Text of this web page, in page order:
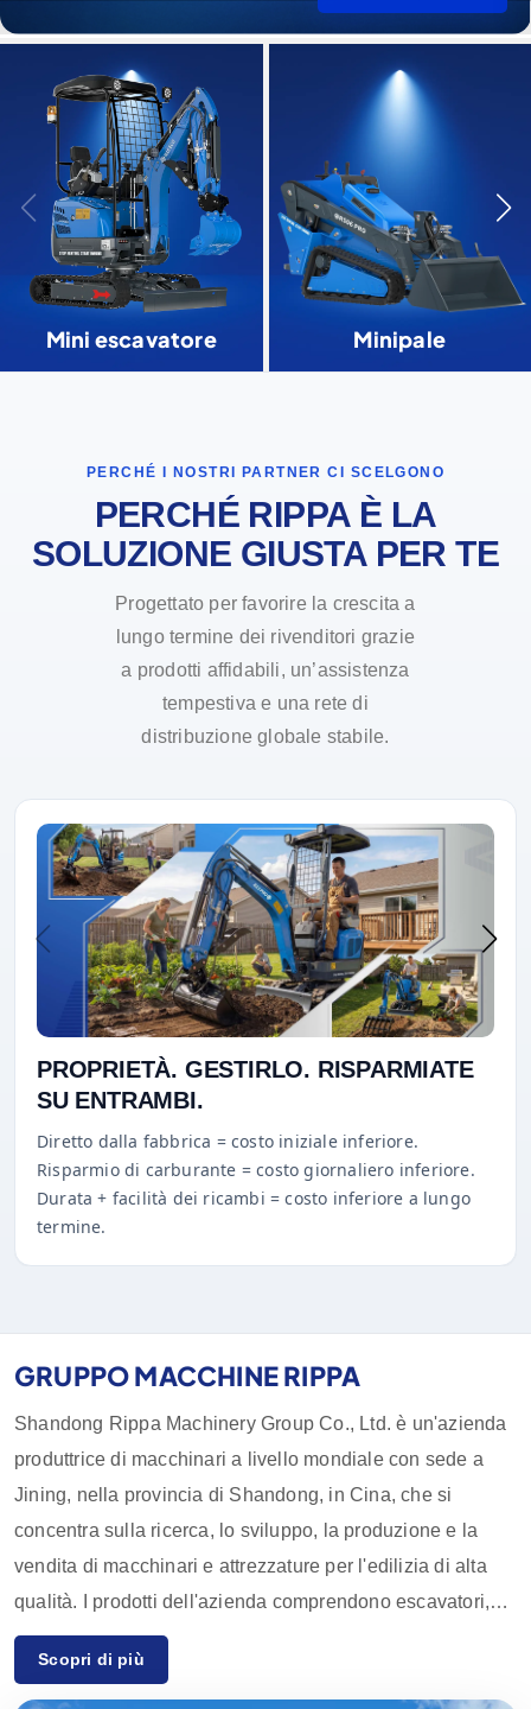
Mini escavatore Minipale
PERCHÉ I NOSTRI PARTNER CI SCELGONO
PERCHÉ RIPPA È LA
SOLUZIONE GIUSTA PER TE
Progettato per favorire la crescita a
lungo termine dei rivenditori grazie
a prodotti affidabili, un’assistenza
tempestiva e una rete di
distribuzione globale stabile.
PROPRIETÀ. GESTIRLO. RISPARMIATE
SU ENTRAMBI.
Diretto dalla fabbrica = costo iniziale inferiore.
Risparmio di carburante = costo giornaliero inferiore.
Durata + facilità dei ricambi = costo inferiore a lungo
termine.
GRUPPO MACCHINE RIPPA
Shandong Rippa Machinery Group Co., Ltd. è un'azienda
produttrice di macchinari a livello mondiale con sede a
Jining, nella provincia di Shandong, in Cina, che si
concentra sulla ricerca, lo sviluppo, la produzione e la
vendita di macchinari e attrezzature per l'edilizia di alta
qualità. I prodotti dell'azienda comprendono escavatori,
pale, carrelli elevatori, skid loader e relativi accessori,
ampiamente utilizzati in agricoltura, edilizia, miniere e altri
Scopri di più